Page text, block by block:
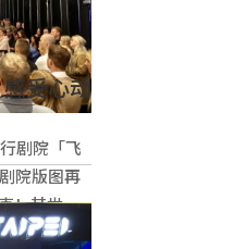
剧院「飞
院版图再
！其世界
今年8月于
受心动